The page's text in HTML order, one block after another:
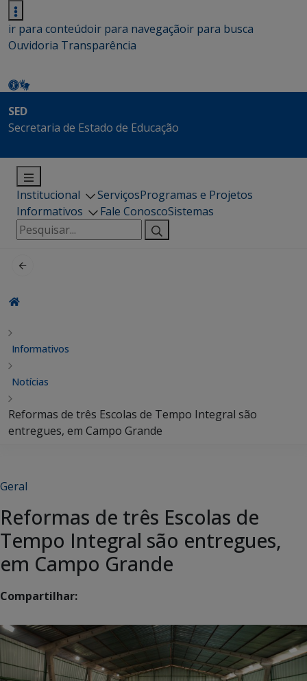
ir para conteúdoir para navegaçãoir para busca
Ouvidoria Transparência
SED
Secretaria de Estado de Educação
Institucional ServiçosProgramas e Projetos
Informativos
Fale ConoscoSistemas
Pesquisar
por:
Informativos
Notícias
Reformas de três Escolas de Tempo Integral são
entregues, em Campo Grande
Geral
Reformas de três Escolas de
Tempo Integral são entregues,
em Campo Grande
Compartilhar: